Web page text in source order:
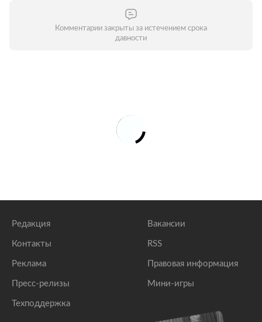
Комментарии закрыты за истечением срока
давности
Редакция
Контакты
Реклама
Пресс-релизы
Техподдержка
Вакансии
RSS
Правовая информация
Мини-игры